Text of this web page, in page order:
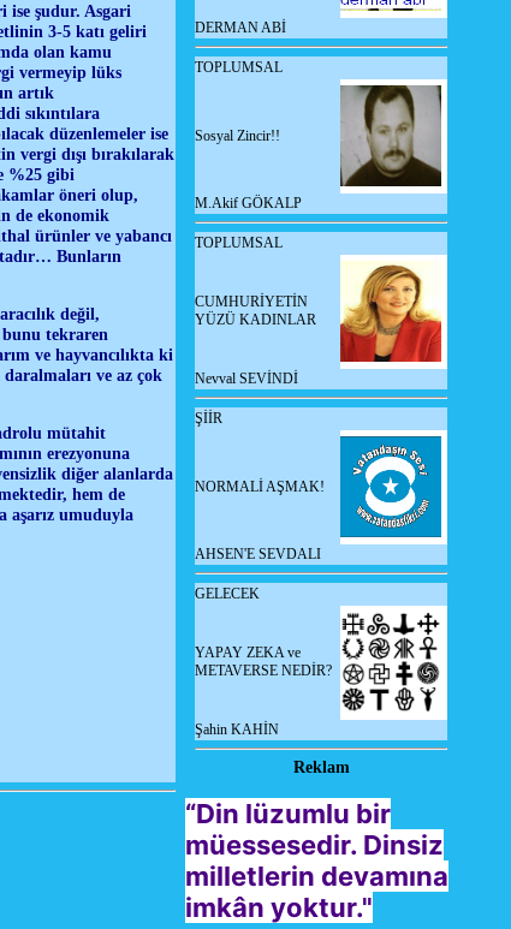
ise şudur. Asgari
3-5 katı geliri
olan kamu
vermeyip lüks
artık
sıkıntılara
düzenlemeler ise
vergi dışı bırakılarak
%25 gibi
öneri olup,
de ekonomik
ürünler ve yabancı
Bunların
değil,
tekraren
ve hayvancılıkta ki
ve az çok
mütahit
erezyonuna
diğer alanlarda
hem de
umuduyla
DERMAN ABİ
TOPLUMSAL
Sosyal Zincir!!
M.Akif GÖKALP
TOPLUMSAL
CUMHURİYETİN
YÜZÜ KADINLAR
Nevval SEVİNDİ
ŞİİR
NORMALİ AŞMAK!
AHSEN'E SEVDALI
GELECEK
YAPAY ZEKA ve
METAVERSE NEDİR?
Şahin KAHİN
Reklam
“Din lüzumlu bir
müessesedir. Dinsiz
milletlerin devamına
imkân yoktur."